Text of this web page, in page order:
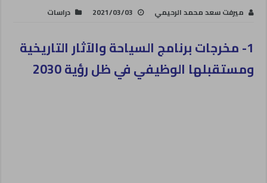
ميرفت سعد محمد الرحيمي 2021/03/03 دراسات
1- مخرجات برنامج السياحة والآثار التاريخية
ومستقبلها الوظيفي في ظل رؤية 2030